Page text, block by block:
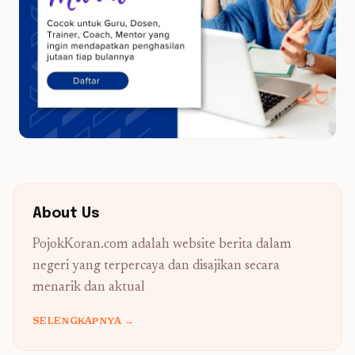
About Us
PojokKoran.com adalah website berita dalam
negeri yang terpercaya dan disajikan secara
menarik dan aktual
SELENGKAPNYA →